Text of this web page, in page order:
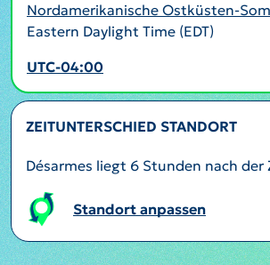
Nordamerikanische Ostküsten-
Eastern Daylight Time (EDT)
UTC-04:00
ZEITUNTERSCHIED STANDORT
Désarmes liegt 6 Stunden nach der
Standort anpassen